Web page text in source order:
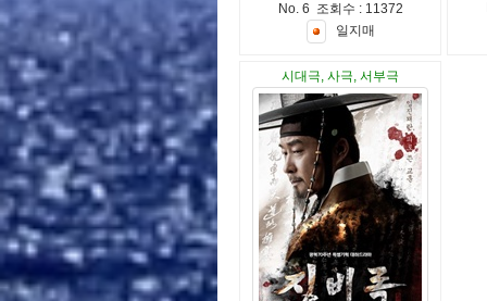
No. 6 조회수 : 11372
일 지 매
시대극, 사극, 서부극